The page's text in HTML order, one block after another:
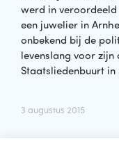
werd in
een juwelier in
onbekend bij de
levenslang voor
Staatsliedenbuurt in
3 augustus 2015